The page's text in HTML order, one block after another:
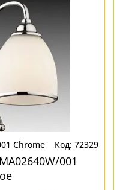
Chrome 72329
001